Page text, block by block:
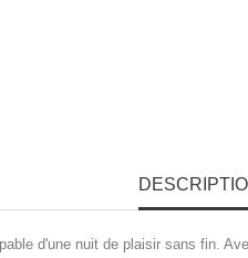
d'une nuit de plaisir sans fin.